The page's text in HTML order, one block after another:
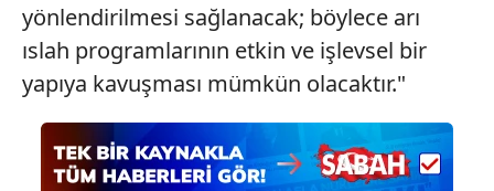
yönlendirilmesi sağlanacak; böylece arı
ıslah programlarının etkin ve işlevsel bir
yapıya kavuşması mümkün olacaktır."